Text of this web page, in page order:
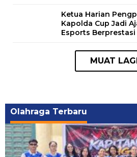
Ketua Harian
Kapolda Cup Jadi
Esports Berprestasi
Olahraga Terbaru